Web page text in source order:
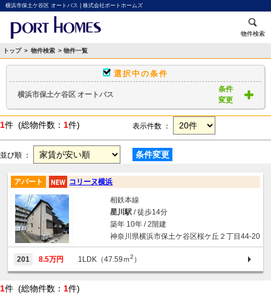
横浜市保土ケ谷区 オートバス | 株式会社ポートホームズ
物件検索
トップ > 物件検索 > 物件一覧
選択中の条件
横浜市保土ケ谷区 オートバス
条件
変更
1件 (総物件数： 1件) 表示件数 ：
並び順 ： 条件変更
アパート コリーヌ横浜
相鉄本線
星川駅/ 徒歩14分
築年 10年 / 2階建
神奈川県横浜市保土ケ谷区桜ケ丘２丁目44-20
201 8.5万円 1LDK（47.59ｍ2 ）
1件 (総物件数： 1件)